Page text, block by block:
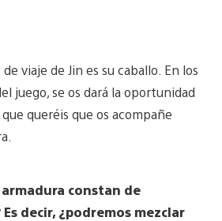
viaje de Jin es su caballo. En los
juego, se os dará la oportunidad
queréis que os acompañe
constan de
decir, ¿podremos mezclar